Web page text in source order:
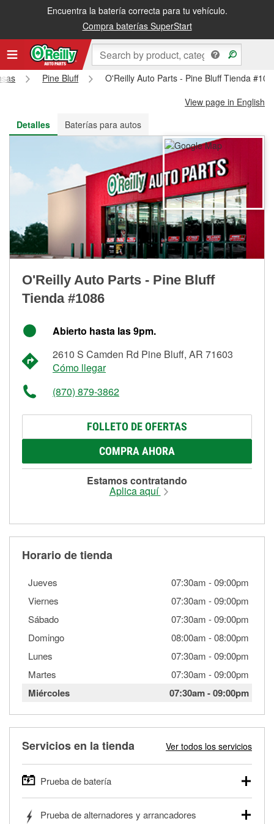
Encuentra la batería correcta para tu vehículo.
Compra baterías SuperStart
Recibe tu orden gratis al día siguiente o recógela en la tienda
Pine Bluff
O'Reilly Auto Parts - Pine Bluff Tienda
View page in English
Detalles
Baterías para autos
O'Reilly Auto Parts - Pine Bluff
Tienda #1086
Abierto hasta las 9pm.
2610 S Camden Rd Pine Bluff, AR 71603
Cómo llegar
(870) 879-3862
FOLLETO DE OFERTAS
COMPRA AHORA
Estamos contratando
Aplica aquí
Horario de tienda
Jueves 07:30am -09:00pm
Viernes
07:30am -09:00pm
Sábado
07:30am -09:00pm
Domingo
08:00am -08:00pm
Lunes
07:30am -09:00pm
Martes
07:30am -09:00pm
Miércoles 07:30am-09:00pm
Servicios en la tienda Ver todos los servicios
Prueba de batería
autos, camionetas, SUVs, vehículos comerciales y
Prueba de alternadores y arrancadores